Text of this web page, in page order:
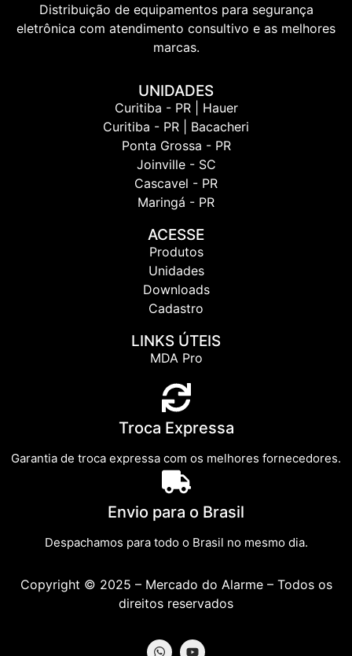
Distribuição de equipamentos para segurança
eletrônica com atendimento consultivo e as melhores
marcas.
UNIDADES
Curitiba - PR | Hauer
Curitiba - PR | Bacacheri
Ponta Grossa - PR
Joinville - SC
Cascavel - PR
Maringá - PR
ACESSE
Produtos
Unidades
Downloads
Cadastro
LINKS ÚTEIS
MDA Pro
Troca Expressa
Garantia de troca expressa com os melhores fornecedores.
Envio para o Brasil
Despachamos para todo o Brasil no mesmo dia.
Copyright © 2025 – Mercado do Alarme – Todos os
direitos reservados